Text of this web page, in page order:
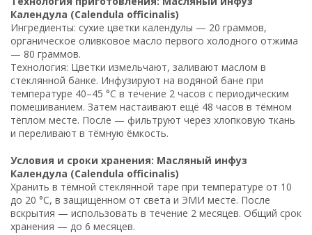
Календула (Calendula officinalis)
Ингредиенты: сухие цветки календулы — 20 граммов,
органическое оливковое масло первого холодного отжима
— 80 граммов.
Технология: Цветки измельчают, заливают маслом в
стеклянной банке. Инфузируют на водяной бане при
температуре 40–45 °C в течение 2 часов с периодическим
помешиванием. Затем настаивают ещё 48 часов в тёмном
тёплом месте. После — фильтруют через хлопковую ткань
и переливают в тёмную ёмкость.
Условия и сроки хранения: Масляный инфуз
Календула (Calendula officinalis)
Хранить в тёмной стеклянной таре при температуре от 10
до 20 °C, в защищённом от света и ЭМИ месте. После
вскрытия — использовать в течение 2 месяцев. Общий срок
хранения — до 6 месяцев.